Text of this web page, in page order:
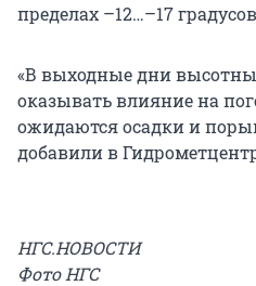
пределах –12…–17
«В выходные дни
оказывать влияние на
ожидаются осадки и
добавили в
НГС.НОВОСТИ
Фото НГС